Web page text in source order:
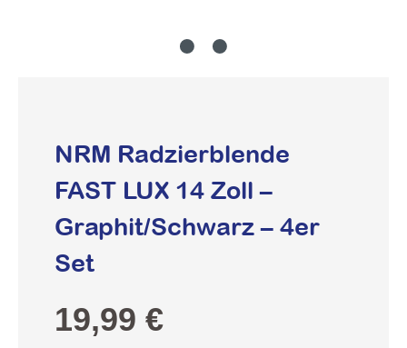
NRM Radzierblende
FAST LUX 14 Zoll –
Graphit/Schwarz – 4er
Set
Regulärer Preis:
19,99 €